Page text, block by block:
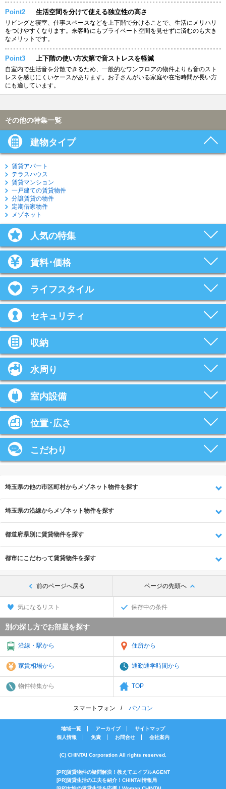
Point2 生活空間を分けて使える独立性の高さ
リビングと寝室、仕事スペースなどを上下階で分けることで、生活にメリハリ
をつけやすくなります。来客時にもプライベート空間を見せずに済むのも大き
なメリットです。
Point3 上下階の使い方次第で音ストレスを軽減
自室内で生活音を分散できるため、一般的なワンフロアの物件よりも音のスト
レスを感じにくいケースがあります。お子さんがいる家庭や在宅時間が長い方
にも適しています。
その他の特集一覧
建物タイプ
賃貸アパート
テラスハウス
賃貸マンション
一戸建ての賃貸物件
分譲賃貸の物件
定期借家物件
メゾネット
人気の特集
賃料･価格
ライフスタイル
セキュリティ
収納
水周り
室内設備
位置･広さ
こだわり
埼玉県の他の市区町村からメゾネット物件を探す
埼玉県の沿線からメゾネット物件を探す
都道府県別に賃貸物件を探す
都市にこだわって賃貸物件を探す
前のページへ戻る ページの先頭へ
気になるリスト 保存中の条件
別の探し方でお部屋を探す
沿線・駅から 住所から
家賃相場から 通勤通学時間から
物件特集から TOP
スマートフォン パソコン
地域一覧 アーカイブ
サイトマップ
個人情報
免責 お問合せ 会社案内
(C) CHINTAI Corporation All rights reserved.
[PR]賃貸物件の疑問解決！教えてエイブルAGENT
[PR]賃貸生活の工夫を紹介！CHINTAI情報局